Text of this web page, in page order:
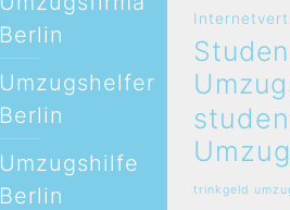
Berlin
Umzugshelfer
Berlin
Umzugshilfe
Berlin
trinkgeld